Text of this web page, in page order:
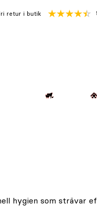
retur i butik
hygien som strävar
för att möta alla